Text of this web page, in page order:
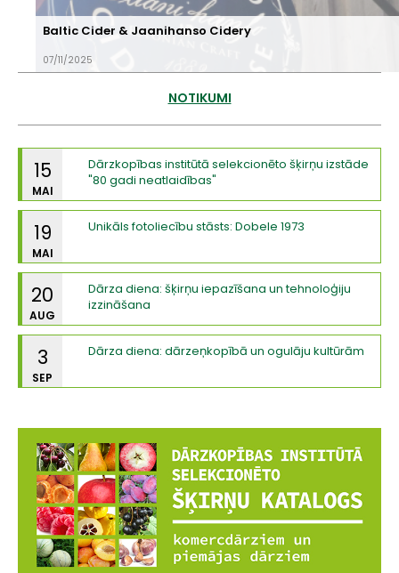
Baltic Cider & Jaanihanso Cidery
07/11/2025
NOTIKUMI
Dārzkopības institūtā selekcionēto šķirņu izstāde
"80 gadi neatlaidības"
15
MAI
Unikāls fotoliecību stāsts: Dobele 1973
19
MAI
Dārza diena: šķirņu iepazīšana un tehnoloģiju
izzināšana
20
AUG
Dārza diena: dārzeņkopībā un ogulāju kultūrām
3
SEP